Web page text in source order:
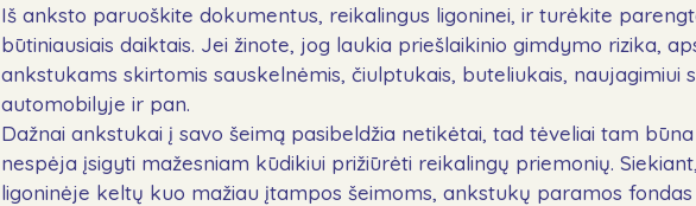
Iš anksto paruoškite dokumentus, reikalingus ligoninei, ir turėkite
būtiniausiais daiktais. Jei žinote, jog laukia priešlaikinio gimdymo rizika,
ankstukams skirtomis sauskelnėmis, čiulptukais, buteliukais, naujagimiui
automobilyje ir pan.
Dažnai ankstukai į savo šeimą pasibeldžia netikėtai, tad tėveliai tam
nespėja įsigyti mažesniam kūdikiui prižiūrėti reikalingų priemonių.
ligoninėje keltų kuo mažiau įtampos šeimoms, ankstukų paramos fondas